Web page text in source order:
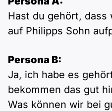
Hast du gehört, dass
auf Philipps Sohn
Persona B:
Ja, ich habe es
bekommen das gut
Was können wir bei